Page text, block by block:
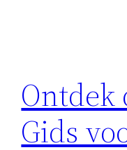
Ontdek
Gids